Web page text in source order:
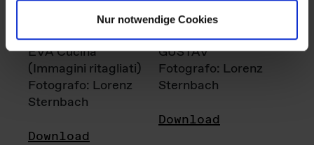
Nur notwendige Cookies
EVA Cucina
(Immagini ritagliati)
Fotografo: Lorenz
Sternbach
Download
GUSTAV
Fotografo: Lorenz
Sternbach
Download